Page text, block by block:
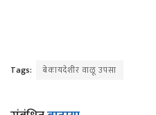
Tags: बेकायदेशीर वाळू उपसा